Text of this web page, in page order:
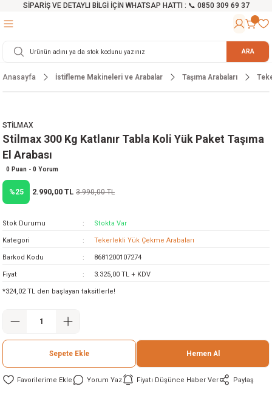
SİPARİŞ VE DETAYLI BİLGİ İÇİN WHATSAP HATTI : 📞 0850 309 69 37
Testereler
Makinesi
Testereler
Cihazları
Mikser
ve Arabalar
Malzemeleri ARA
Anasayfa İstifleme Makineleri ve Arabalar Taşıma Arabaları
STİLMAX
Stilmax 300 Kg Katlanır Tabla Koli Yük Paket Taşıma
El Arabası
0 Puan - 0 Yorum
%25 2.990,00 TL 3.990,00 TL
Stok Durumu Stokta Var
Kategori Tekerlekli Yük Çekme Arabaları
Barkod Kodu 8681200107274
Fiyat 3.325,00 TL + KDV
*324,02 TL den başlayan taksitlerle!
Sepete Ekle Hemen Al
Yorum Yaz Fiyatı Düşünce Haber Ver Paylaş